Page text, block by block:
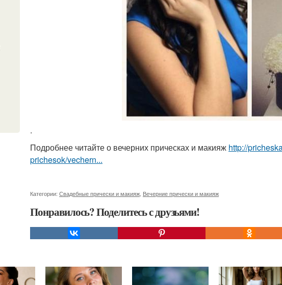
.
Подробнее читайте о вечерних прическах и макияж http://
prichesok/vechern...
Категории: Свадебные прически и макияж Вечерние прически и макияж
Понравилось? Поделитесь с друзьями!